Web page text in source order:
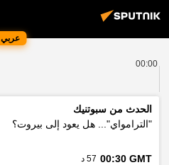
عربي
00:00
الحدث من سبوتنيك
"الترامواي"... هل يعود إلى بيروت؟
00:30 GMT 57 د